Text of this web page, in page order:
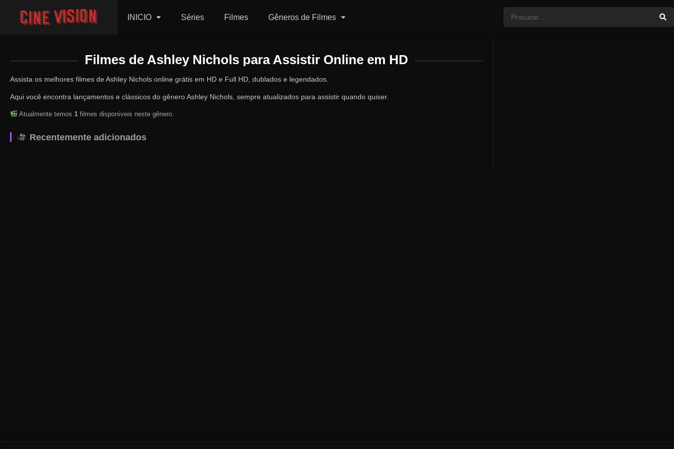
INICIO Séries Filmes Gêneros de Filmes
Filmes de Ashley Nichols para Assistir Online em HD
Assista os melhores filmes de Ashley Nichols online grátis em HD e Full HD, dublados e legendados.
Aqui você encontra lançamentos e clássicos do gênero Ashley Nichols, sempre atualizados para assistir quando quiser.
Atualmente temos 1filmes disponíveis neste gênero.
Recentemente adicionados